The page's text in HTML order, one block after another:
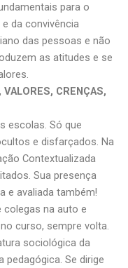
para o
da convivência
das pessoas e não
as atitudes e se
CRENÇAS,
escolas. Só que
e disfarçados. Na
Contextualizada
Sua presença
e avaliada também!
colegas na auto e
curso, sempre volta.
sociológica da
pedagógica. Se dirige